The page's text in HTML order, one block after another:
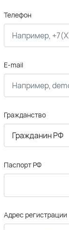
Телефон
E-mail
Гражданство
Паспорт РФ
Адрес регистрации